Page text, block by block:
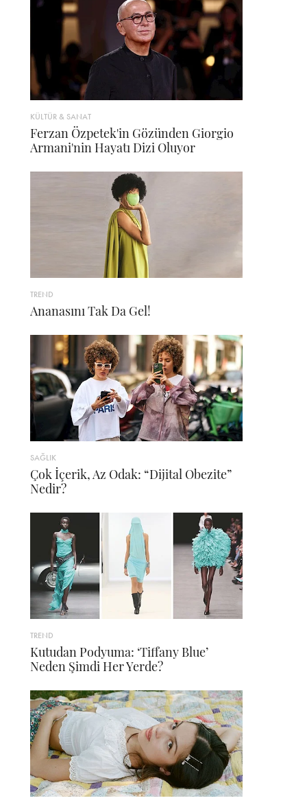
KÜLTÜR & SANAT
Ferzan Özpetek'in Gözünden Giorgio
Armani'nin Hayatı Dizi Oluyor
TREND
Ananasını Tak Da Gel!
SAĞLIK
Çok İçerik, Az Odak: “Dijital Obezite”
Nedir?
TREND
Kutudan Podyuma: ‘Tiffany Blue’
Neden Şimdi Her Yerde?